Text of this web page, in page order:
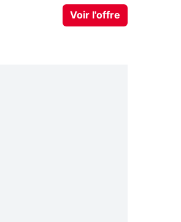
Voir l'offre